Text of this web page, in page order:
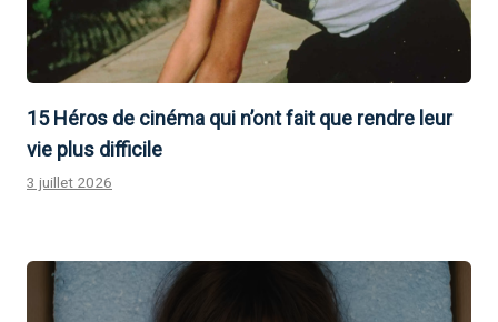
15 Héros de cinéma qui n’ont fait que rendre leur
vie plus difficile
3 juillet 2026